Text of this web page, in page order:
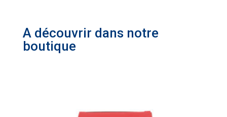
A découvrir dans notre
boutique